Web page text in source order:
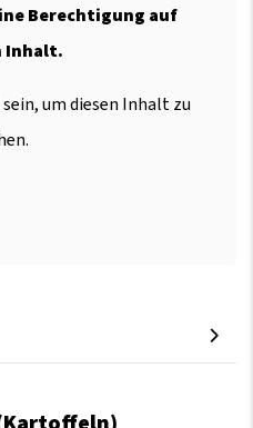
Berechtigung auf
Inhalt.
um diesen Inhalt zu